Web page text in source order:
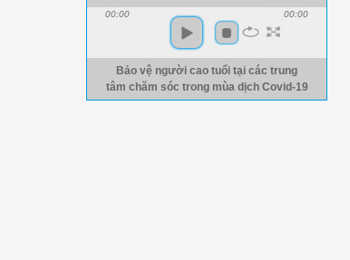
00:00 00:00
Bảo vệ người cao tuổi tại các trung
tâm chăm sóc trong mùa dịch Covid-19